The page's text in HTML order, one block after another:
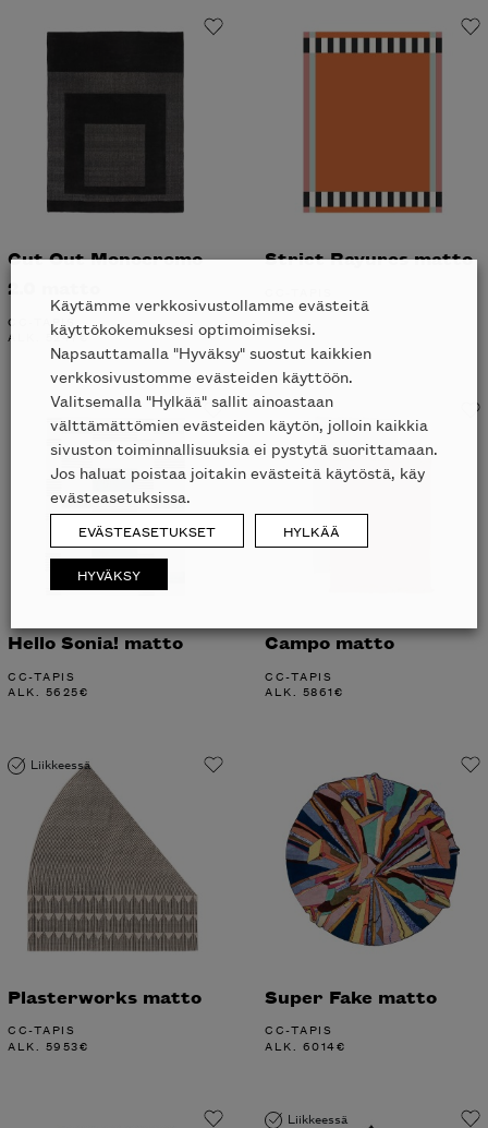
Cut Out Monocromo
2.0 matto
CC-TAPIS
ALK. 5247€
Strict Rayures matto
ALK.5303€
Hello Sonia! matto
CC-TAPIS
ALK. 5625€
Campo matto
CC-TAPIS
ALK. 5861€
Liikkeessä
Plasterworks matto
CC-TAPIS
ALK. 5953€
Super Fake matto
CC-TAPIS
ALK. 6014€
Liikkeessä
Käytämme verkkosivustollamme evästeitä
käyttökokemuksesi optimoimiseksi.
Napsauttamalla "Hyväksy" suostut kaikkien
verkkosivustomme evästeiden käyttöön.
Valitsemalla "Hylkää" sallit ainoastaan
välttämättömien evästeiden käytön, jolloin kaikkia
sivuston toiminnallisuuksia ei pystytä suorittamaan.
Jos haluat poistaa joitakin evästeitä käytöstä, käy
evästeasetuksissa.
EVÄSTEASETUKSET HYLKÄÄ
HYVÄKSY